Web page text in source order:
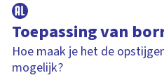
Toepassing van
Hoe maak je het de
mogelijk?